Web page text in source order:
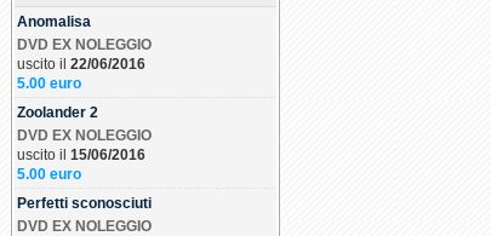
Anomalisa
DVD EX NOLEGGIO
uscito il 22/06/2016
5.00 euro
Zoolander 2
DVD EX NOLEGGIO
uscito il 15/06/2016
5.00 euro
Perfetti sconosciuti
DVD EX NOLEGGIO